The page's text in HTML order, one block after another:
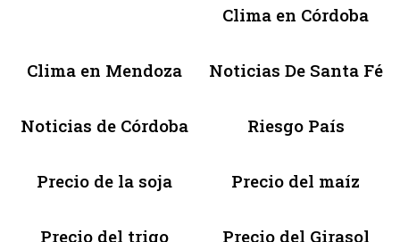
Clima en Córdoba
Clima en Mendoza Noticias De Santa Fé
Noticias de Córdoba Riesgo País
Precio de la soja Precio del maíz
Precio del trigo Precio del Girasol